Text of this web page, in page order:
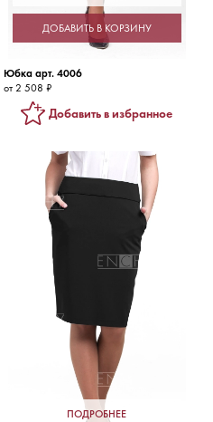
ДОБАВИТЬ В КОРЗИНУ
Юбка арт. 4006
от 2 508 ₽
Добавить в избранное
ПОДРОБНЕЕ